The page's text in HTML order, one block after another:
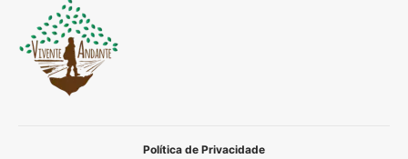
Política de Privacidade